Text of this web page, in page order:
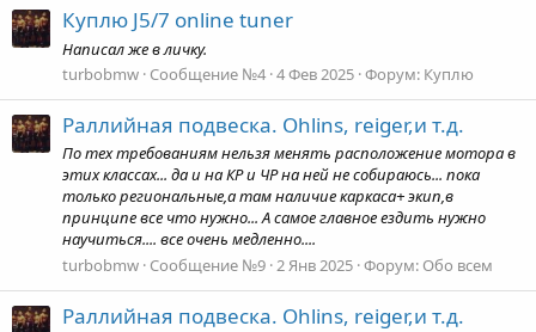
Куплю J5/7 online tuner
Написал же в личку.
turbobmw Сообщение №4 4 Фев 2025 Форум: Куплю
Раллийная подвеска. Ohlins, reiger,и т.д.
По тех требованиям нельзя менять расположение мотора в
этих классах... да и на КР и ЧР на ней не собираюсь... пока
только региональные,а там наличие каркаса+ экип,в
принципе все что нужно... А самое главное ездить нужно
научиться.... все очень медленно....
turbobmw Сообщение №9 2 Янв 2025 Форум: Обо всем
Раллийная подвеска. Ohlins, reiger,и т.д.